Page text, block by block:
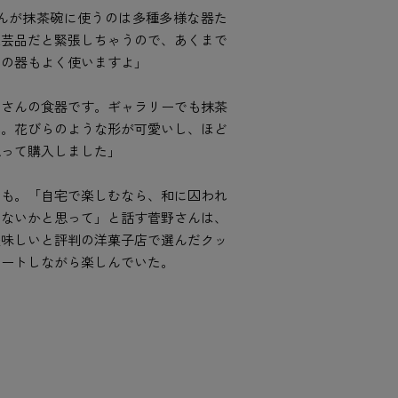
抹茶碗に使うのは多種多様な器た
品だと緊張しちゃうので、あくまで
器もよく使いますよ」
んの食器です。ギャラリーでも抹茶
花びらのような形が可愛いし、ほど
て購入しました」
。「自宅で楽しむなら、和に囚われ
いかと思って」と話す菅野さんは、
しいと評判の洋菓子店で選んだクッ
トしながら楽しんでいた。